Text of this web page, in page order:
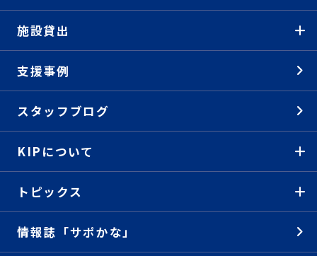
施設貸出
支援事例
スタッフブログ
KIPについて
トピックス
情報誌「サポかな」